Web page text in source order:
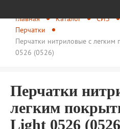
Главная Каталог СИЗ
Перчатки
Перчатки нитриловые с
0526 (0526)
Перчатки
легким
Light 0526